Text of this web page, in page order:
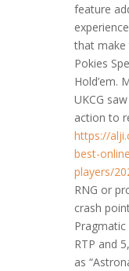
feature
that make
Pokies
Hold’em.
UKCG
action to
https://
best-
players/
RNG or
crash
Pragmatic
RTP and
as